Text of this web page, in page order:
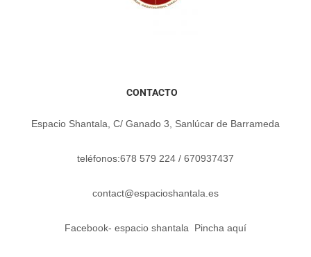
CONTACTO
Espacio Shantala, C/ Ganado 3, Sanlúcar de Barrameda
teléfonos:678 579 224 / 670937437
contact@espacioshantala.es
Facebook- espacio shantala Pincha aquí